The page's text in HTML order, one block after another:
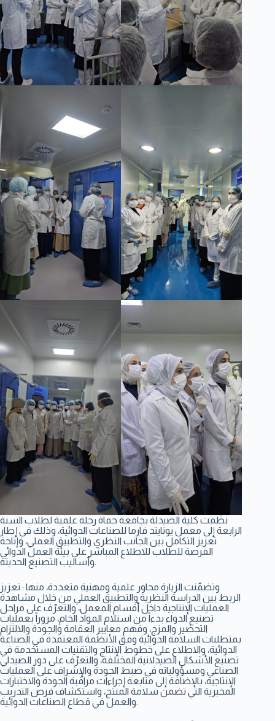
نظّمت كلية الصيدلة بجامعة حماة رحلة علمية لطلاب السنة
الرابعة إلى معمل يونايتد فارما للصناعات الدوائية، وذلك في إطار
تعزيز التكامل بين الجانب النظري والتطبيق العملي، وإتاحة
الفرصة للطلاب للاطلاع المباشر على بيئة العمل الدوائي
وأساليب التصنيع الحديثة.
وتضمّنت الزيارة محاور علمية ومهنية متعددة، منها : تعزيز
الربط بين الدراسة النظرية والتطبيق العملي من خلال مشاهدة
العمليات الإنتاجية داخل أقسام المعمل، والتعرّف على مراحل
تصنيع الدواء بدءاً من استلام المواد الخام، مروراً بعمليات
التحضير والمزج، وفهم معايير العقامة والجودة والالتزام
بمتطلبات السلامة الدوائية وفق الأنظمة المعتمدة في الصناعة
الدوائية، والاطلاع على خطوط الإنتاج والتقنيات المستخدمة في
تصنيع الأشكال الصيدلانية المختلفة، والتعرّف على دور الصيدلي
الصناعي ومسؤولياته في ضبط الجودة والإشراف على العمليات
الإنتاجية، بالإضافة إلى متابعة إجراءات مراقبة الجودة والاختبارات
المخبرية التي تضمن سلامة المنتج، واستكشاف فرص التدريب
والعمل في قطاع الصناعات الدوائية.